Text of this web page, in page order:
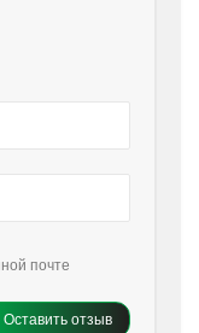
почте
Оставить отзыв